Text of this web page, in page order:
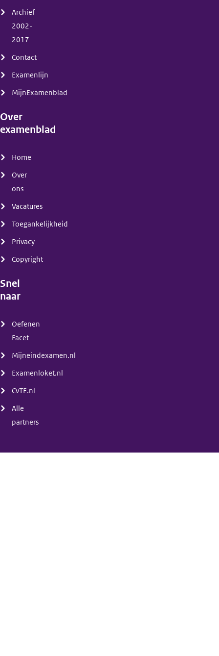
Archief
2002-
2017
Contact
Examenlijn
MijnExamenblad
Over
examenblad
Home
Over
ons
Vacatures
Toegankelijkheid
Privacy
Copyright
Snel
naar
Oefenen
Facet
Mijneindexamen.nl
Examenloket.nl
CvTE.nl
Alle
partners